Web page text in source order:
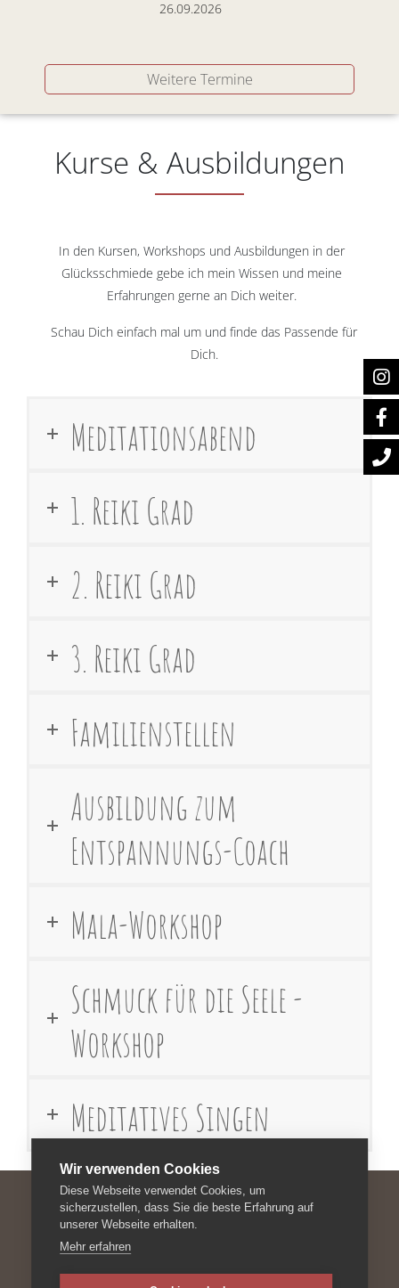
26.09.2026
Weitere Termine
Kurse & Ausbildungen
In den Kursen, Workshops und Ausbildungen in der
Glücksschmiede gebe ich mein Wissen und meine
Erfahrungen gerne an Dich weiter.
Schau Dich einfach mal um und finde das Passende für
Dich.
Meditationsabend
1. Reiki Grad
2. Reiki Grad
3. Reiki Grad
Familienstellen
Ausbildung zum
Entspannungs-Coach
Mala-Workshop
Schmuck für die Seele -
Workshop
Meditatives Singen
Impressum
Wir verwenden Cookies
Diese Webseite verwendet Cookies, um
sicherzustellen, dass Sie die beste Erfahrung auf
unserer Webseite erhalten.
Mehr erfahren